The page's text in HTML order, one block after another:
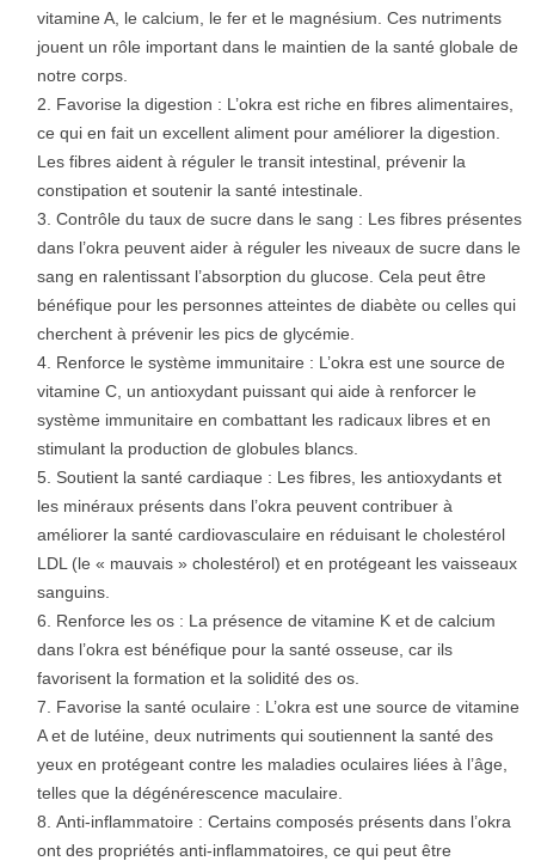
vitamine A, le calcium, le fer et le magnésium. Ces nutriments
jouent un rôle important dans le maintien de la santé globale de
notre corps.
Favorise la digestion : L’okra est riche en fibres alimentaires,
ce qui en fait un excellent aliment pour améliorer la digestion.
Les fibres aident à réguler le transit intestinal, prévenir la
constipation et soutenir la santé intestinale.
Contrôle du taux de sucre dans le sang : Les fibres présentes
dans l’okra peuvent aider à réguler les niveaux de sucre dans le
sang en ralentissant l’absorption du glucose. Cela peut être
bénéfique pour les personnes atteintes de diabète ou celles qui
cherchent à prévenir les pics de glycémie.
Renforce le système immunitaire : L’okra est une source de
vitamine C, un antioxydant puissant qui aide à renforcer le
système immunitaire en combattant les radicaux libres et en
stimulant la production de globules blancs.
Soutient la santé cardiaque : Les fibres, les antioxydants et
les minéraux présents dans l’okra peuvent contribuer à
améliorer la santé cardiovasculaire en réduisant le cholestérol
LDL (le « mauvais » cholestérol) et en protégeant les vaisseaux
sanguins.
Renforce les os : La présence de vitamine K et de calcium
dans l’okra est bénéfique pour la santé osseuse, car ils
favorisent la formation et la solidité des os.
Favorise la santé oculaire : L’okra est une source de vitamine
A et de lutéine, deux nutriments qui soutiennent la santé des
yeux en protégeant contre les maladies oculaires liées à l’âge,
telles que la dégénérescence maculaire.
Anti-inflammatoire : Certains composés présents dans l’okra
ont des propriétés anti-inflammatoires, ce qui peut être